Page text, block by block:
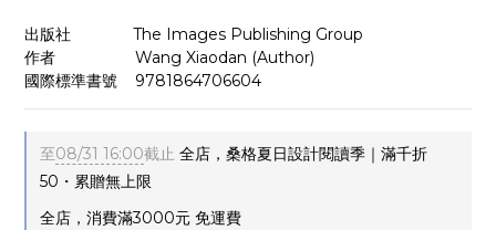
出版社              The Images Publishing Group
作者                  Wang Xiaodan (Author)
國際標準書號    9781864706604
至08/31 16:00截止 全店，桑格夏日設計閱讀季｜滿千折
50・累贈無上限
全店，消費滿3000元 免運費